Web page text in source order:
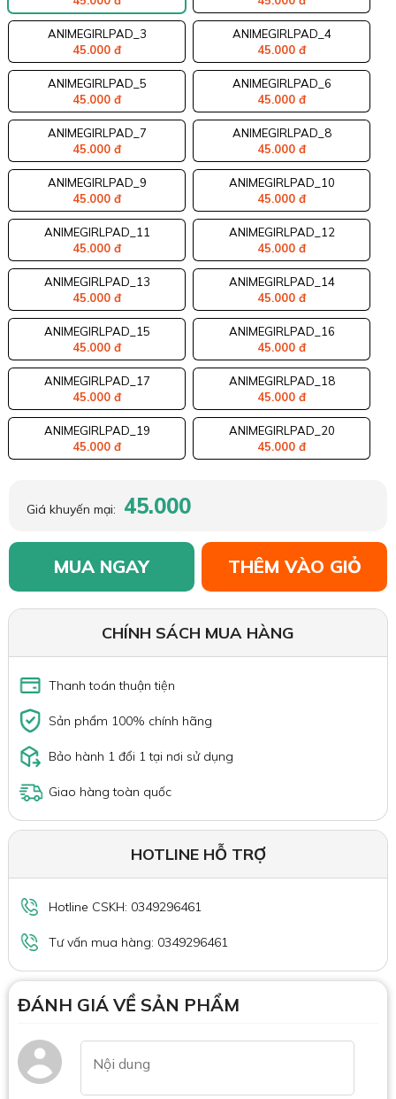
ANIMEGIRLPAD_3
45.000 đ
ANIMEGIRLPAD_4
45.000 đ
ANIMEGIRLPAD_5
45.000 đ
ANIMEGIRLPAD_6
45.000 đ
ANIMEGIRLPAD_7
45.000 đ
ANIMEGIRLPAD_8
45.000 đ
ANIMEGIRLPAD_9
45.000 đ
ANIMEGIRLPAD_10
45.000 đ
ANIMEGIRLPAD_11
45.000 đ
ANIMEGIRLPAD_12
45.000 đ
ANIMEGIRLPAD_13
45.000 đ
ANIMEGIRLPAD_14
45.000 đ
ANIMEGIRLPAD_15
45.000 đ
ANIMEGIRLPAD_16
45.000 đ
ANIMEGIRLPAD_17
45.000 đ
ANIMEGIRLPAD_18
45.000 đ
ANIMEGIRLPAD_19
45.000 đ
ANIMEGIRLPAD_20
45.000 đ
Giá khuyến mại: 45.000
MUA NGAY THÊM VÀO GIỎ
CHÍNH SÁCH MUA HÀNG
Thanh toán thuận tiện
Sản phẩm 100% chính hãng
Bảo hành 1 đổi 1 tại nơi sử dụng
Giao hàng toàn quốc
HOTLINE HỖ TRỢ
Hotline CSKH: 0349296461
Tư vấn mua hàng: 0349296461
ĐÁNH GIÁ VỀ SẢN PHẨM